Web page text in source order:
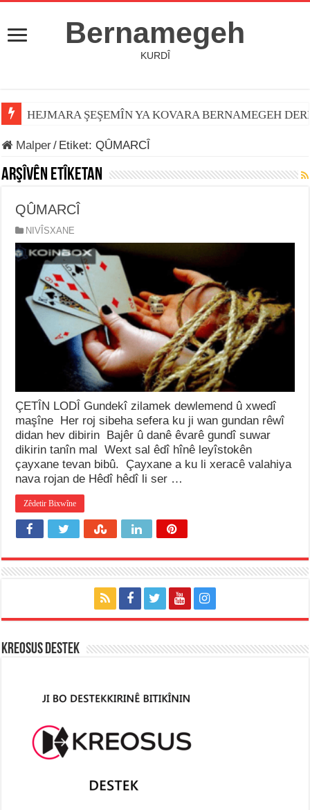
Bernamegeh
KURDÎ
HEJMARA ŞEŞEMÎN YA KOVARA BERNAMEGEH
Malper/ Etiket:QÛMARCÎ
Arşîvên Etîketan
QÛMARCÎ
NIVÎSXANE
ÇETÎN LODÎ Gundekî zilamek dewlemend û xwedî
maşîne Her roj sibeha sefera ku ji wan gundan rêwî
didan hev dibirin Bajêr û danê êvarê gundî suwar
dikirin tanîn mal Wext sal êdî hînê leyîstokên
çayxane tevan bibû. Çayxane a ku li xeracê valahiya
nava rojan de Hêdî hêdî li ser …
Zêdetir Bixwîne
KREOSUS DESTEK